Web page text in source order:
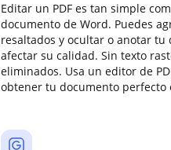
Editar un PDF es tan simple
documento de Word. Puedes
resaltados y ocultar o anotar tu
afectar su calidad. Sin texto
eliminados. Usa un editor de
obtener tu documento perfecto